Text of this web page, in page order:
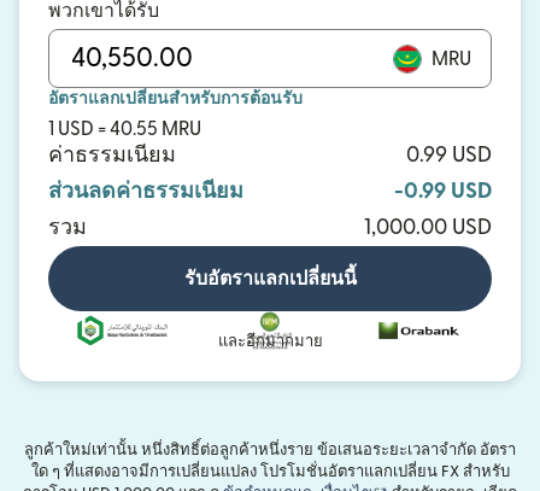
พวกเขาได้รับ
MRU
อัตราแลกเปลี่ยนสำหรับการต้อนรับ
1 USD = 40.55 MRU
ค่าธรรมเนียม
0.99 USD
ส่วนลดค่าธรรมเนียม
-0.99 USD
รวม
1,000.00 USD
รับอัตราแลกเปลี่ยนนี้
และอีกมากมาย
ลูกค้าใหม่เท่านั้น หนึ่งสิทธิ์ต่อลูกค้าหนึ่งราย ข้อเสนอระยะเวลาจำกัด อัตรา
ใด ๆ ที่แสดงอาจมีการเปลี่ยนแปลง โปรโมชั่นอัตราแลกเปลี่ยน FX สำหรับ